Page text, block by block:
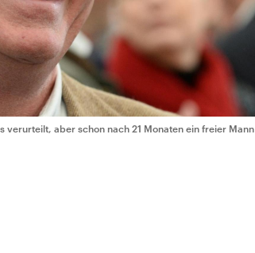
verurteilt, aber schon nach 21 Monaten ein freier Mann